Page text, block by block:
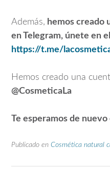
Además, hemos creado
en Telegram, únete en
https://t.me/
Hemos creado una
@CosmeticaLa
Te esperamos de nuevo
Publicado en Cosmética natural